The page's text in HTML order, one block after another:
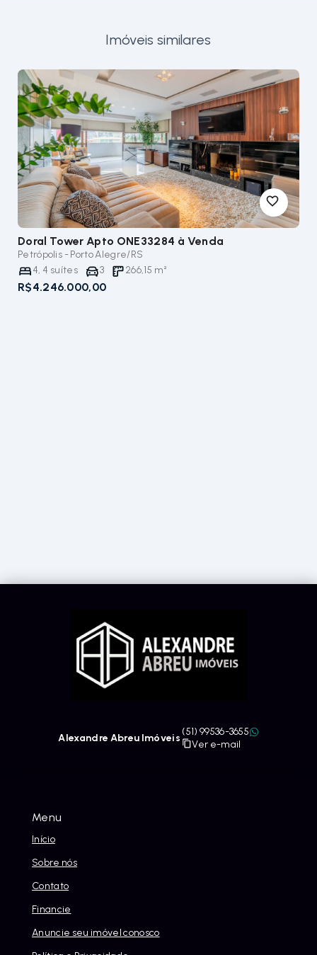
Imóveis similares
Doral Tower Apto ONE33284 à Venda
Petrópolis - Porto Alegre/RS
4, 4 suítes 3 266,15 m²
R$4.246.000,00
Menu
Início
Sobre nós
Contato
Financie
Anuncie seu imóvel conosco
Alexandre Abreu Imóveis
(51) 99536-3655
Ver e-mail